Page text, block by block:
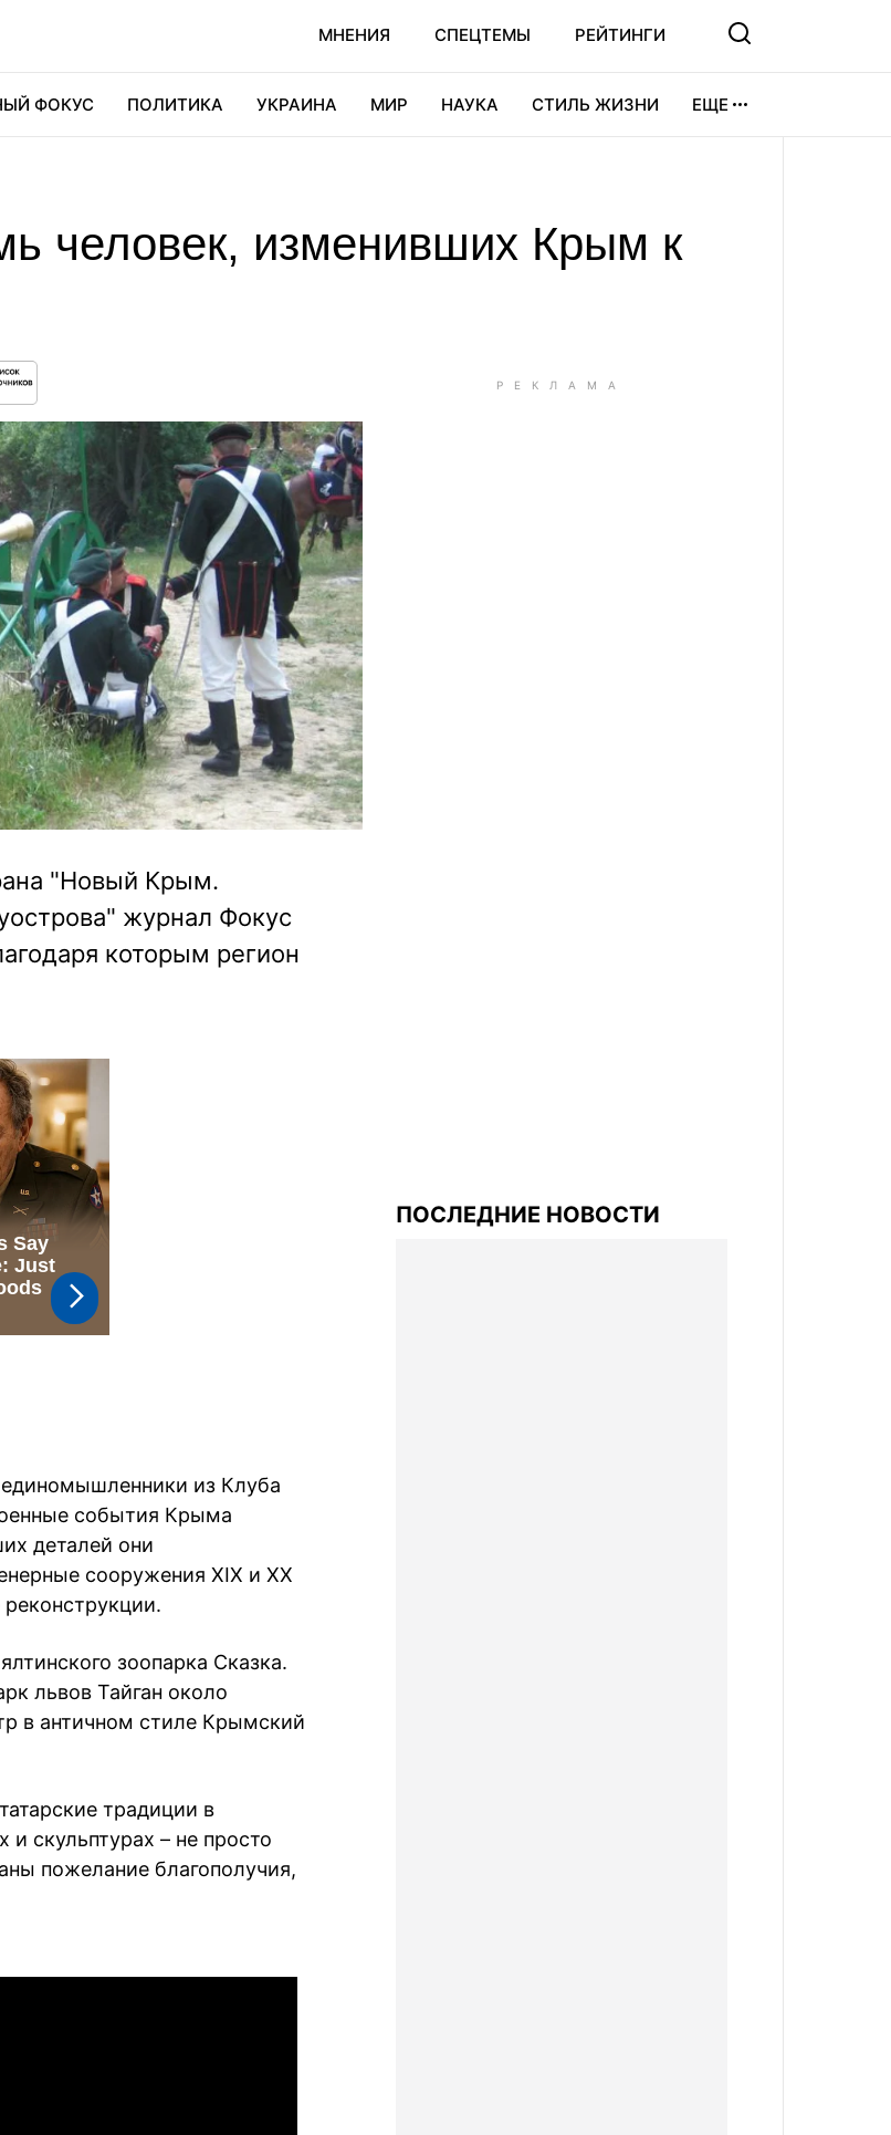
МНЕНИЯ СПЕЦТЕМЫ РЕЙТИНГИ
ФОКУС ПОЛИТИКА УКРАИНА МИР НАУКА СТИЛЬ ЖИЗНИ ЕЩЕ
человек, изменивших Крым к
"Новый Крым.
журнал Фокус
которым регион
из Клуба
события Крыма
деталей они
сооружения XIX и XX
зоопарка Сказка.
львов Тайган около
в античном стиле Крымский
традиции в
и скульптурах – не просто
пожелание благополучия,
ПОСЛЕДНИЕ НОВОСТИ